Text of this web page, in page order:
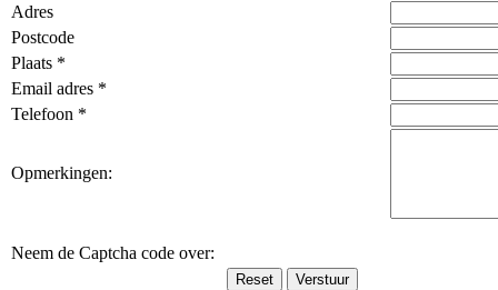
Adres
Postcode
Plaats *
Email adres *
Telefoon *
Opmerkingen:
Neem de Captcha code over: